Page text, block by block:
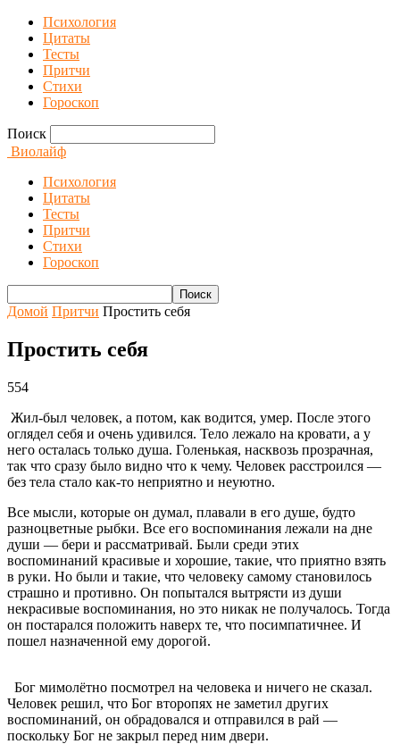
Психология
Цитаты
Тесты
Притчи
Стихи
Гороскоп
Поиск
Виолайф
Психология
Цитаты
Тесты
Притчи
Стихи
Гороскоп
Домой Притчи Простить себя
Простить себя
554
Жил-был человек, а потом, как водится, умер. После этого
оглядел себя и очень удивился. Тело лежало на кровати, а у
него осталась только душа. Голенькая, насквозь прозрачная,
так что сразу было видно что к чему. Человек расстроился —
без тела стало как-то неприятно и неуютно.
Все мысли, которые он думал, плавали в его душе, будто
разноцветные рыбки. Все его воспоминания лежали на дне
души — бери и рассматривай. Были среди этих
воспоминаний красивые и хорошие, такие, что приятно взять
в руки. Но были и такие, что человеку самому становилось
страшно и противно. Он попытался вытрясти из души
некрасивые воспоминания, но это никак не получалось. Тогда
он постарался положить наверх те, что посимпатичнее. И
пошел назначенной ему дорогой.
Бог мимолётно посмотрел на человека и ничего не сказал.
Человек решил, что Бог второпях не заметил других
воспоминаний, он обрадовался и отправился в рай —
поскольку Бог не закрыл перед ним двери.